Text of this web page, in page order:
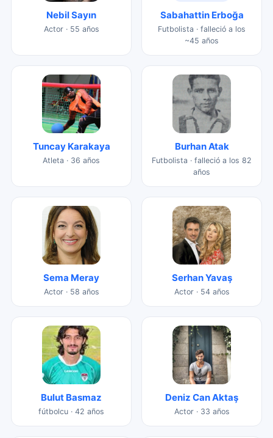
Nebil Sayın
Actor · 55 años
Sabahattin Erboğa
Futbolista · falleció a los
~45 años
Tuncay Karakaya
Atleta · 36 años
Burhan Atak
Futbolista · falleció a los 82
años
Sema Meray
Actor · 58 años
Serhan Yavaş
Actor · 54 años
Bulut Basmaz
fútbolcu · 42 años
Deniz Can Aktaş
Actor · 33 años